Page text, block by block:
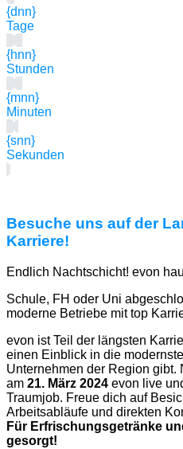
{dnn}
Tage
{hnn}
Stunden
{mnn}
Minuten
{snn}
Sekunden
Besuche uns auf der
Karriere!
Endlich Nachtschicht! evon
Schule, FH oder Uni
moderne Betriebe mit top
evon ist Teil der längsten
einen Einblick in die
Unternehmen der Region
am 21. März 2024 evon live
Traumjob. Freue dich auf
Arbeitsabläufe und direkten
Für Erfrischungsgetränke
gesorgt!